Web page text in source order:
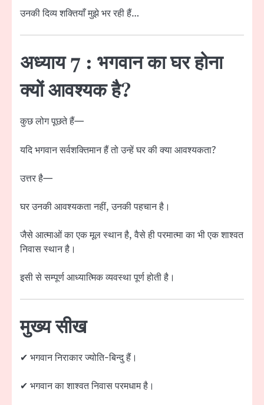
उनकी दिव्य शक्तियाँ मुझे भर रही हैं…
अध्याय 7 : भगवान का घर होना
क्यों आवश्यक है?
कुछ लोग पूछते हैं—
यदि भगवान सर्वशक्तिमान हैं तो उन्हें घर की क्या आवश्यकता?
उत्तर है—
घर उनकी आवश्यकता नहीं, उनकी पहचान है।
जैसे आत्माओं का एक मूल स्थान है, वैसे ही परमात्मा का भी एक शाश्वत
निवास स्थान है।
इसी से सम्पूर्ण आध्यात्मिक व्यवस्था पूर्ण होती है।
मुख्य सीख
✔ भगवान निराकार ज्योति-बिन्दु हैं।
✔ भगवान का शाश्वत निवास परमधाम है।